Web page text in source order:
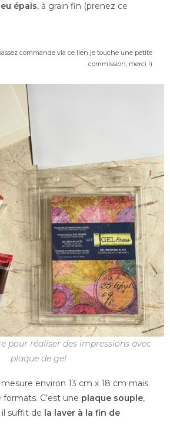
épais, à grain fin (prenez ce
commande via ce lien je touche une petite
commission, merci !)
pour réaliser des impressions avec
plaque de gel
mesure environ 13 cm x 18 cm mais
C’est une plaque souple,
il suffit de la laver à la fin de